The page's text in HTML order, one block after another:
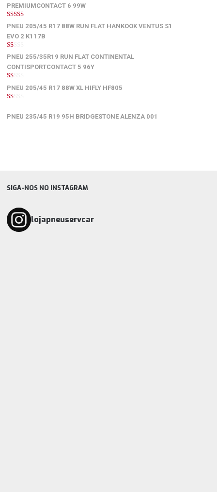
PREMIUMCONTACT 6 99W
5de 5
PNEU 205/45 R17 88W RUN FLAT HANKOOK VENTUS S1
EVO 2 K117B
1
de
5
PNEU 255/35R19 RUN FLAT CONTINENTAL
CONTISPORTCONTACT 5 96Y
1
de
5
PNEU 205/45 R17 88W XL HIFLY HF805
5
PNEU 235/45 R19 95H BRIDGESTONE ALENZA 001
SIGA-NOS NO INSTAGRAM
lojapneuservcar